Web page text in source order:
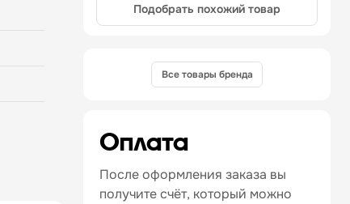
Подобрать похожий товар
Все товары бренда
Оплата
После оформления заказа вы
получите счёт, который можно